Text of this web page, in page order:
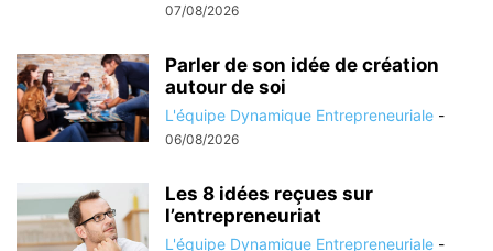
07/08/2026
Parler de son idée de création
autour de soi
L'équipe Dynamique Entrepreneuriale -
06/08/2026
Les 8 idées reçues sur
l’entrepreneuriat
L'équipe Dynamique Entrepreneuriale -